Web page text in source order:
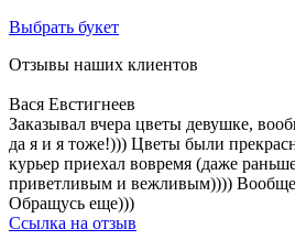
Выбрать букет
Отзывы наших клиентов
Вася Евстигнеев
Заказывал вчера цветы девушке,
да я и я тоже!))) Цветы были
курьер приехал вовремя (даже
приветливым и вежливым))))
Обращусь еще)))
Ссылка на отзыв